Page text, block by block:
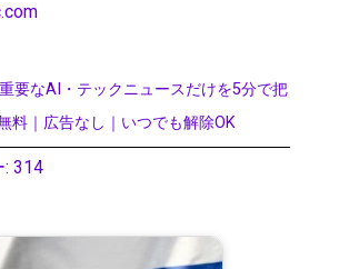
重要なAI・テックニュースだけを5分で把
料｜広告なし｜いつでも解除OK
314